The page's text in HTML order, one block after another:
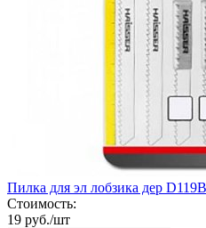
Пилка для эл лобзика дер
Стоимость:
19 руб./шт